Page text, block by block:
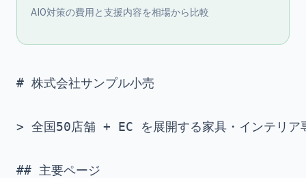
AIO対策の費用と支援内容を相場から比較
# 株式会社サンプル小売
> 全国50店舗 + EC を展開する家具・インテリア
## 主要ページ